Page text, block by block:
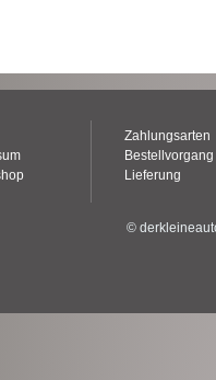
Zahlungsarten
Bestellvorgang
Lieferung
©